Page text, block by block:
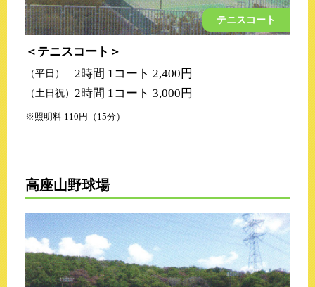
テニスコート
テニスコート
（平日） 2時間 1コート 2,400円
（土日祝） 2時間 1コート 3,000円
照明料 110円（15分）
高座山野球場